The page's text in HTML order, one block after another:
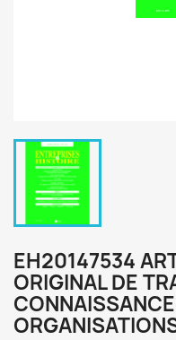
EH20147534
ORIGINAL DE